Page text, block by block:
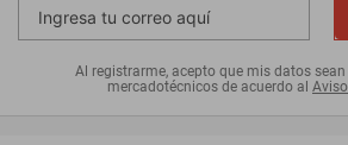
Al registrarme, acepto que mis datos
mercadotécnicos de acuerdo al